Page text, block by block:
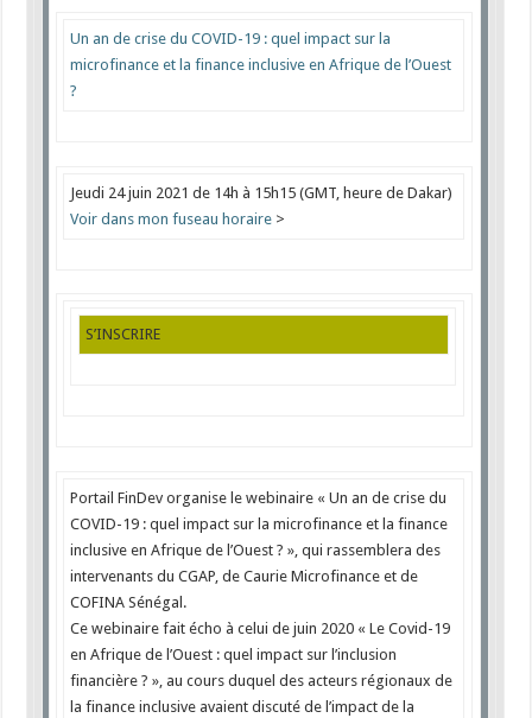
Un an de crise du COVID-19 : quel impact sur la
microfinance et la finance inclusive en Afrique de l’Ouest
?
Jeudi 24 juin 2021 de 14h à 15h15 (GMT, heure de Dakar)
Voir dans mon fuseau horaire >
S’INSCRIRE
Portail FinDev organise le webinaire « Un an de crise du
COVID-19 : quel impact sur la microfinance et la finance
inclusive en Afrique de l’Ouest ? », qui rassemblera des
intervenants du CGAP, de Caurie Microfinance et de
COFINA Sénégal.
Ce webinaire fait écho à celui dejuin 2020 « Le Covid-19
en Afrique de l’Ouest : quel impact sur l’inclusion
financière ? », au cours duquel des acteurs régionaux de
la finance inclusive avaient discuté de l’impact de la